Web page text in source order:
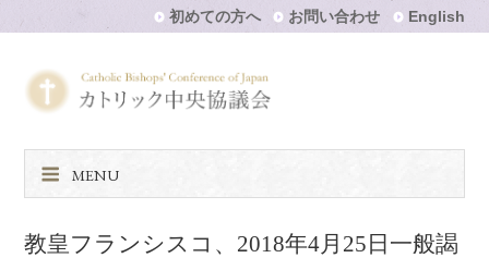
初めての方へ お問い合わせ English
MENU
教皇フランシスコ、2018年4月25日一般謁